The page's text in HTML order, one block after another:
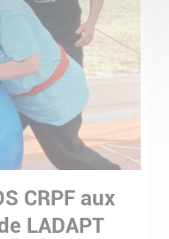
CRPF aux
LADAPT